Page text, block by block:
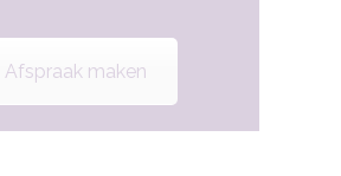
Afspraak maken